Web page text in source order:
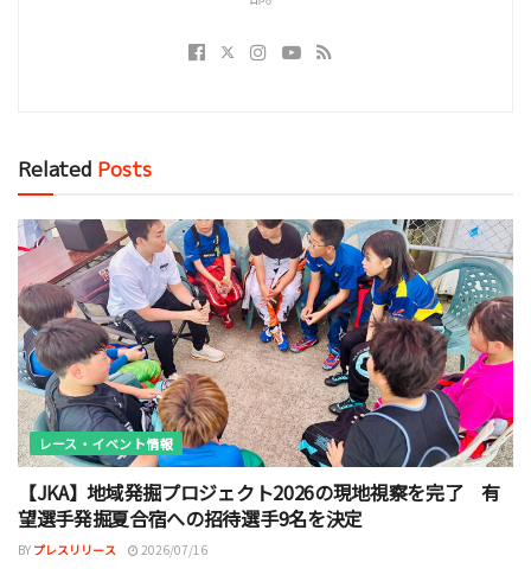
Related Posts
レース・イベント情報
【JKA】地域発掘プロジェクト2026の現地視察を完了 有
望選手発掘夏合宿への招待選手9名を決定
BY プレスリリース 2026/07/16